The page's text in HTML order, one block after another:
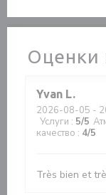
Оценки
Yvan L
2026-08-05 -
Услуги : 5/5
качество : 4/5
Très bien et